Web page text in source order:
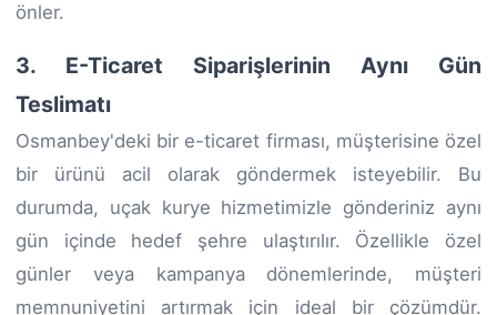
önler.
3. E-Ticaret Siparişlerinin Aynı Gün
Teslimatı
Osmanbey'deki bir e-ticaret firması, müşterisine özel
bir ürünü acil olarak göndermek isteyebilir. Bu
durumda, uçak kurye hizmetimizle gönderiniz aynı
gün içinde hedef şehre ulaştırılır. Özellikle özel
günler veya kampanya dönemlerinde, müşteri
memnuniyetini artırmak için ideal bir çözümdür.